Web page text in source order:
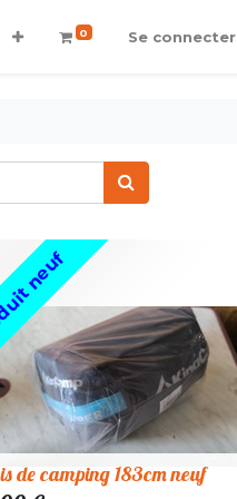
0 Se connecter
de camping 183cm neuf
neuf